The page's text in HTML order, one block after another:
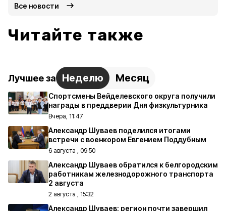
Все новости
Читайте также
Лучшее за Неделю Месяц
Спортсмены Вейделевского округа получили
награды в преддверии Дня физкультурника
Вчера, 11:47
Александр Шуваев поделился итогами
встречи с военкором Евгением Поддубным
6 августа , 09:50
Александр Шуваев обратился к белгородским
работникам железнодорожного транспорта
2 августа
2 августа , 15:32
Александр Шуваев: регион почти завершил